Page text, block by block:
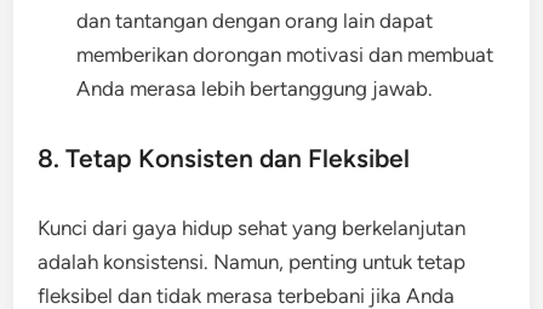
dan tantangan dengan orang lain dapat
memberikan dorongan motivasi dan membuat
Anda merasa lebih bertanggung jawab.
8. Tetap Konsisten dan Fleksibel
Kunci dari gaya hidup sehat yang berkelanjutan
adalah konsistensi. Namun, penting untuk tetap
fleksibel dan tidak merasa terbebani jika Anda